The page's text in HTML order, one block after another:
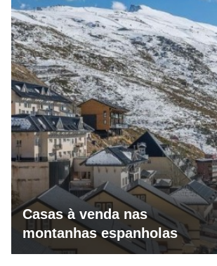
Casas à venda nas
montanhas espanholas